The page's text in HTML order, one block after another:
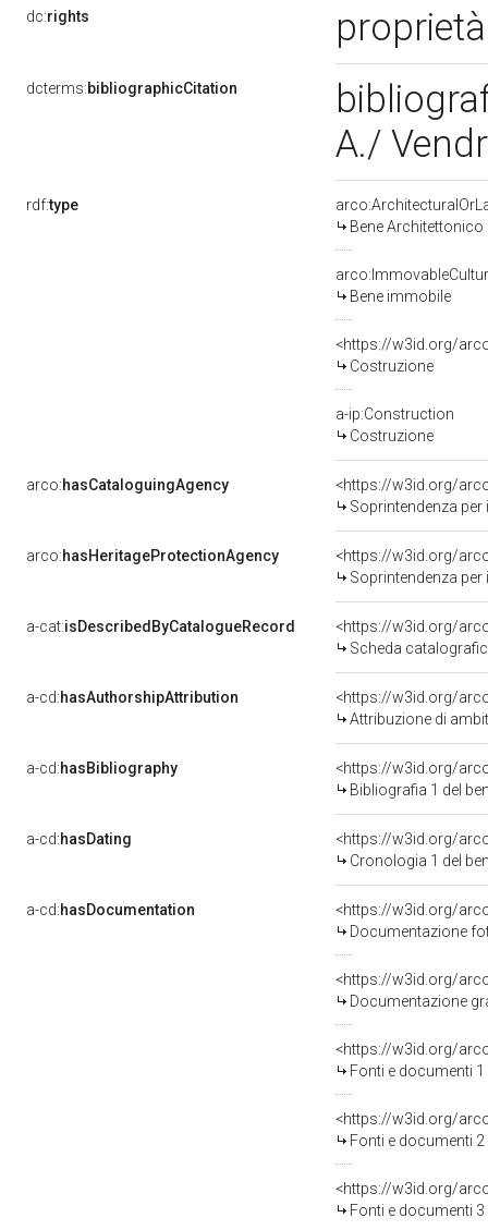
dc:rights
dcterms:bibliographicCitation
A./
rdf:type
Bene
Bene immobile
<https://w3id.org/
Costruzione
a-ip:Construction
Costruzione
arco:hasCataloguingAgency
<https://w3id.org/
Soprintendenza per i
arco:hasHeritageProtectionAgency
<https://w3id.org/
Soprintendenza per i
a-cat:isDescribedByCatalogueRecord
<https://w3id.org/
Scheda
a-cd:hasAuthorshipAttribution
<https://w3id.org/
Attribuzione di
a-cd:hasBibliography
<https://w3id.org/
Bibliografia 1 del
a-cd:hasDating
<https://w3id.org/
Cronologia 1 del
a-cd:hasDocumentation
Documentazione
Documentazione
<https://w3id.org/
Fonti e documenti
<https://w3id.org/
Fonti e documenti
<https://w3id.org/
Fonti e documenti